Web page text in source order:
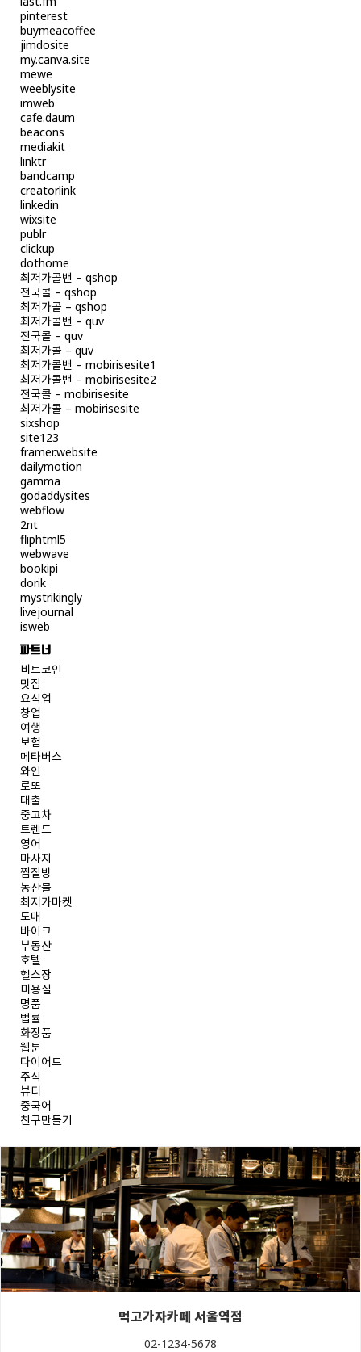
pinterest
buymeacoffee
jimdosite
my.canva.site
mewe
weeblysite
imweb
cafe.daum
beacons
mediakit
linktr
bandcamp
creatorlink
linkedin
wixsite
publr
clickup
dothome
최저가콜밴 – qshop
전국콜 – qshop
최저가콜 – qshop
최저가콜밴 – quv
전국콜 – quv
최저가콜 – quv
최저가콜밴 – mobirisesite1
최저가콜밴 – mobirisesite2
전국콜 – mobirisesite
최저가콜 – mobirisesite
sixshop
site123
framer.website
dailymotion
gamma
godaddysites
webflow
2nt
fliphtml5
webwave
bookipi
dorik
mystrikingly
livejournal
isweb
파트너
비트코인
맛집
요식업
창업
여행
보험
메타버스
와인
로또
대출
중고차
트렌드
영어
마사지
찜질방
농산물
최저가마켓
도매
바이크
부동산
호텔
헬스장
미용실
명품
법률
화장품
웹툰
다이어트
주식
뷰티
중국어
친구만들기
먹고가자카페 서울역점
02-1234-5678